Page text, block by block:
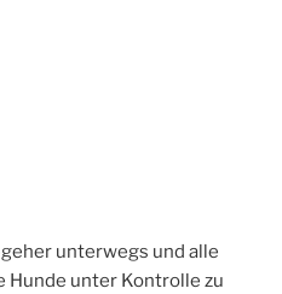
unterwegs und alle
unter Kontrolle zu